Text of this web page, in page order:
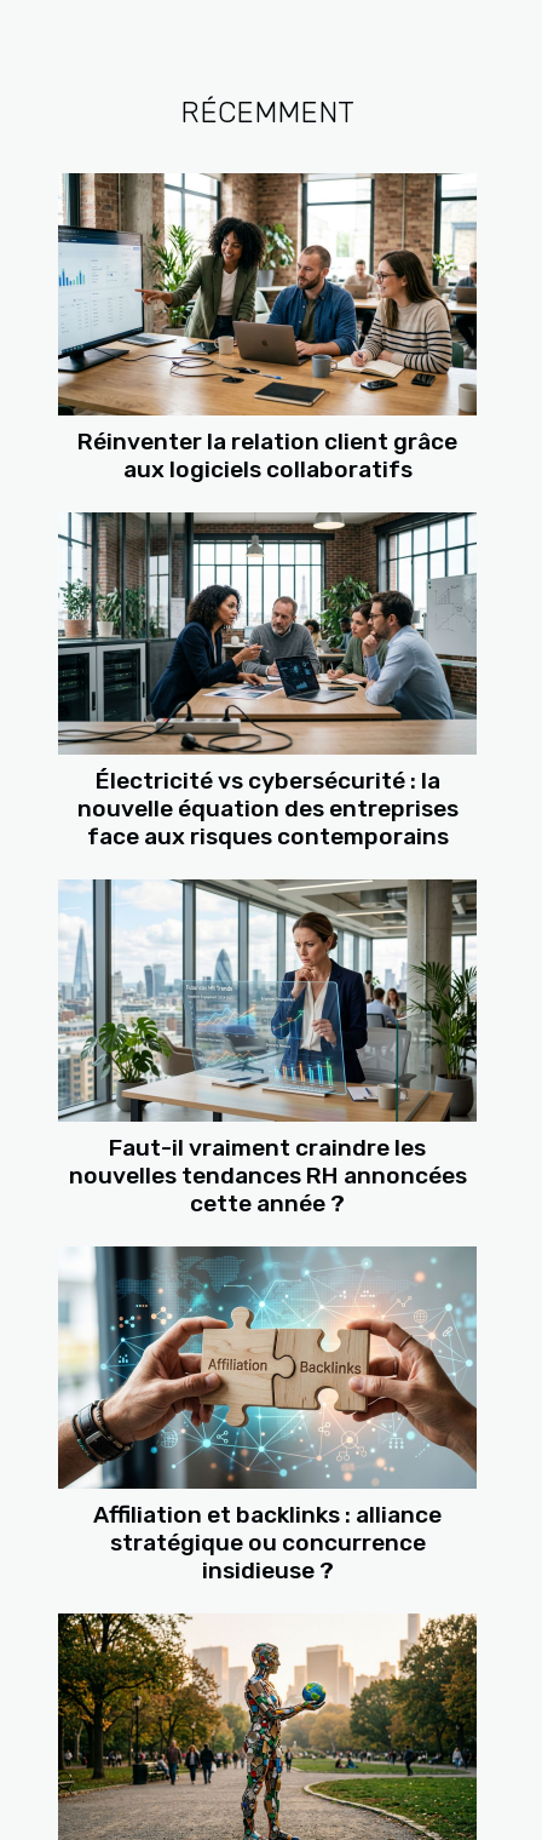
RÉCEMMENT
Réinventer la relation client grâce
aux logiciels collaboratifs
Électricité vs cybersécurité : la
nouvelle équation des entreprises
face aux risques contemporains
Faut-il vraiment craindre les
nouvelles tendances RH annoncées
cette année ?
Affiliation et backlinks : alliance
stratégique ou concurrence
insidieuse ?